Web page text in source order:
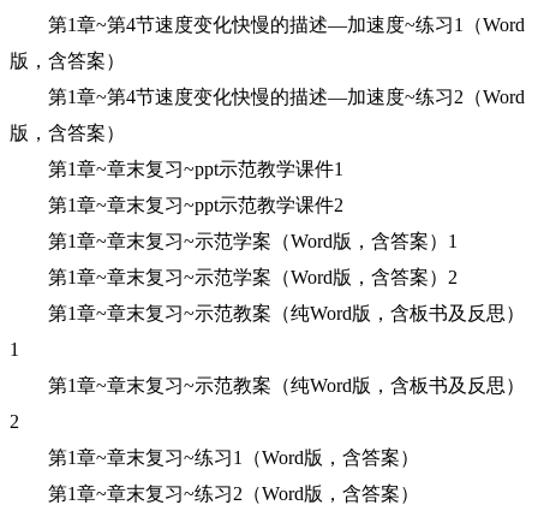
第1章~第4节速度变化快慢的描述—加速度~练习1（Word
版，含答案）
第1章~第4节速度变化快慢的描述—加速度~练习2（Word
版，含答案）
第1章~章末复习~ppt示范教学课件1
第1章~章末复习~ppt示范教学课件2
第1章~章末复习~示范学案（Word版，含答案）1
第1章~章末复习~示范学案（Word版，含答案）2
第1章~章末复习~示范教案（纯Word版，含板书及反思）
1
第1章~章末复习~示范教案（纯Word版，含板书及反思）
2
第1章~章末复习~练习1（Word版，含答案）
第1章~章末复习~练习2（Word版，含答案）